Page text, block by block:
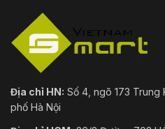
Nhiệt độ
làm việc
Ngoài trời: -
việc
Ngoài trời: -
Địa chỉ HN: Số 4, ngõ 173 Trung
phố Hà Nội